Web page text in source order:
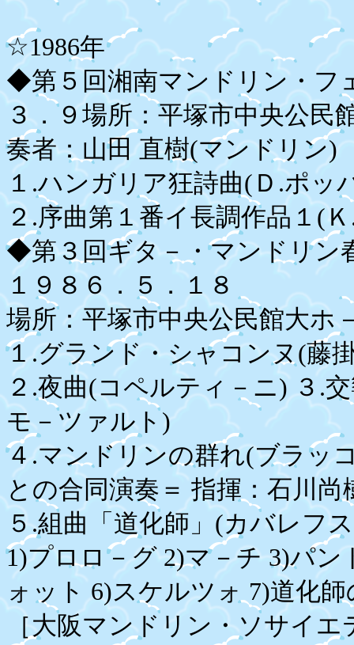
☆1986年
◆第５回湘南マンドリン・
３．９場所：平塚市中央公
奏者：山田 直樹(マンドリン)
１.ハンガリア狂詩曲(Ｄ.ポッ
２.序曲第１番イ長調作品１(
◆第３回ギタ－・マンドリン
１９８６．５．１８
場所：平塚市中央公民館大ホ
１.グランド・シャコンヌ(
２.夜曲(コペルティ－ニ) ３.
モ－ツァルト)
４.マンドリンの群れ(ブラッ
との合同演奏＝ 指揮：石川尚
５.組曲「道化師」(カバレフ
1)プロロ－グ 2)マ－チ 3)パ
ォット 6)スケルツォ 7)道化
［大阪マンドリン・ソサイ